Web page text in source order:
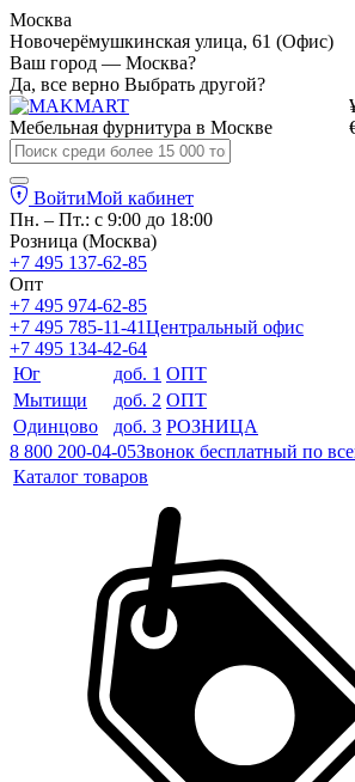
Москва
Новочерёмушкинская улица, 61 (Офис)
Ваш город — Москва?
Да, все верно Выбрать другой?
Мебельная фурнитура в Москве
ВойтиМой кабинет
Пн. – Пт.: с 9:00 до 18:00
Розница (Москва)
+7 495 137-62-85
Опт
+7 495 974-62-85
+7 495 785-11-41Центральный офис
+7 495 134-42-64
Юг
доб. 1 ОПТ
Мытищи
доб. 2 ОПТ
Одинцово
доб. 3 РОЗНИЦА
8 800 200-04-05Звонок бесплатный по
Каталог товаров